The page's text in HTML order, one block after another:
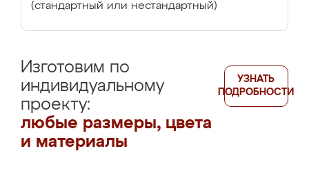
(стандартный или нестандартный)
Изготовим по
индивидуальному
проекту:
любые размеры, цвета
и материалы
УЗНАТЬ
ПОДРОБНОСТИ